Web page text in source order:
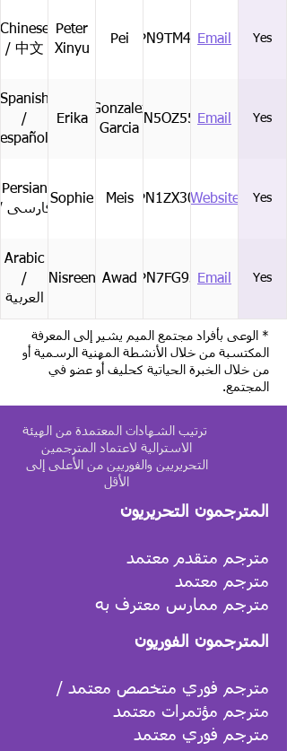
Chinese
/ 中文
Peter
Xinyu
Pei CPN9TM44JEmail Yes
Spanish
/
español
Erika
Gonzalez
Garcia
CPN5OZ55WEmail Yes
Persian
/ فارسی
Sophie MeisCPN1ZX30QWebsite Yes
Arabic
/
العربية
Nisreen AwadCPN7FG93PEmail Yes
* الوعى بأفراد مجتمع الميم يشير إلى المعرفة
المكتسبة من خلال الأنشطة المهنية الرسمية أو
من خلال الخبرة الحياتية كحليف أو عضو في
المجتمع.
ترتيب الشهادات المعتمدة من الهيئة
الاسترالية لاعتماد المترجمين
التحريريين والفوريين من الأعلى إلى
الأقل
المترجمون التحريريون
مترجم متقدم معتمد
مترجم معتمد
مترجم ممارس معترف به
المترجمون الفوريون
مترجم فوري متخصص معتمد /
مترجم مؤتمرات معتمد
مترجم فوري معتمد